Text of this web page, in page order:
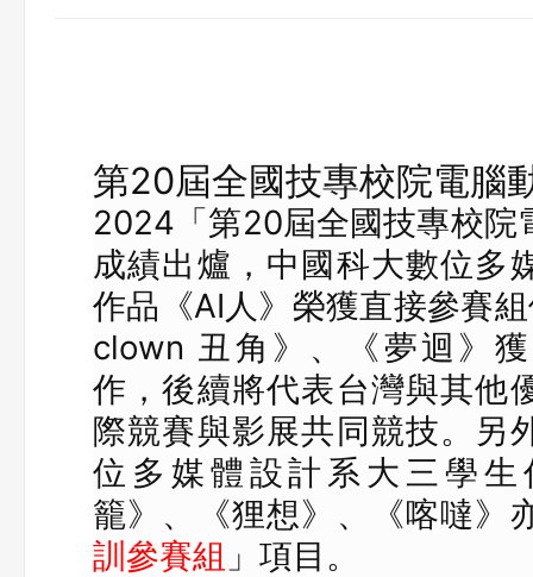
第20屆全國技專校院電腦
2024「第20屆全國技專校院
成績出爐，中國科大數位多
作品《AI人》榮獲直接參賽
clown 丑角》、《夢迴》獲
作，後續將代表台灣與其他
際競賽與影展共同競技。另
位多媒體設計系大三學生
籠》、《狸想》、《喀噠》
訓參賽組 」項目。